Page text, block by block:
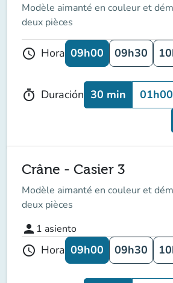
Modèle aimanté en couleur et
deux pièces
schedule Hora 09h00 09h30
timer Duración 30 min 01h00
Crâne - Casier 3
Modèle aimanté en couleur et
deux pièces
person 1 asiento
schedule Hora 09h00 09h30